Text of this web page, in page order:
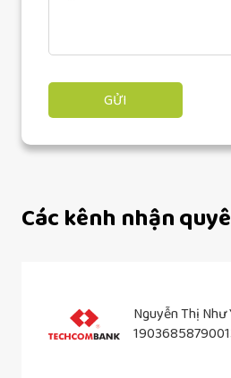
Các kênh nhận
Nguyễn Thị Như